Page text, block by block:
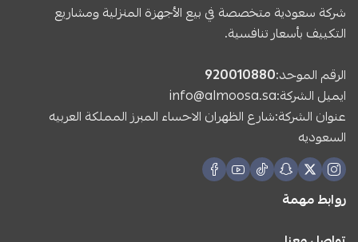
شركة سعودية متخصصة في بيع الأجهزة المنزلية ومشاريع
التكييف بأسعار تنافسية.
الرقم الموحد:920010880
ايميل الشركة:info@almoosa.sa
عنوان الشركة:شارع الظهران الاحساء المبرز المملكة العربيه
السعوديه
روابط مهمة